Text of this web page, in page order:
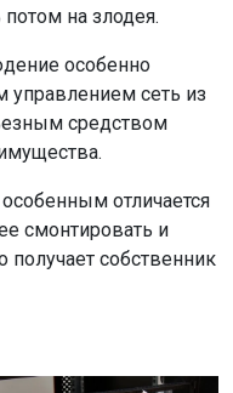
на злодея.
особенно
управлением сеть из
средством
отличается
смонтировать и
получает собственник